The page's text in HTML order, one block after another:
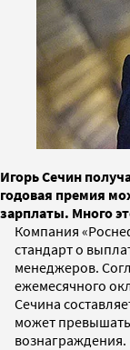
Игорь Сечин
годовая премия
зарплаты. Много
Компания
стандарт о
менеджеров.
ежемесячного
Сечина
может превышать
вознаграждения.